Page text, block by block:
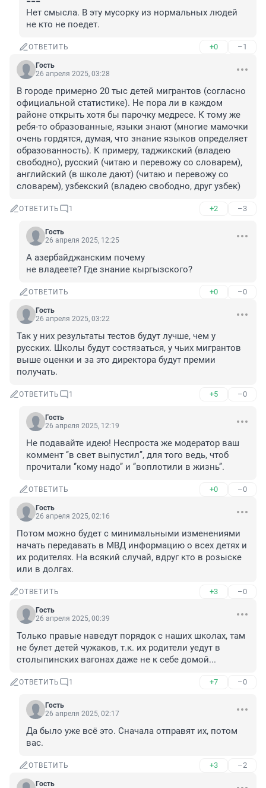
Нет смысла. В эту мусорку из нормальных людей
не кто не поедет.
ОТВЕТИТЬ +0 –1
Гость
26 апреля 2025, 03:28
В городе примерно 20 тыс детей мигрантов (согласно
официальной статистике). Не пора ли в каждом
районе открыть хотя бы парочку медресе. К тому же
ребя-то образованные, языки знают (многие мамочки
очень гордятся, думая, что знание языков определяет
образованность). К примеру, таджикский (владею
свободно), русский (читаю и перевожу со словарем),
английский (в школе дают) (читаю и перевожу со
словарем), узбекский (владею свободно, друг узбек)
ОТВЕТИТЬ 1 +2 –3
Гость
26 апреля 2025, 12:25
А азербайджанским почему
не владеете? Где знание кыргызского?
ОТВЕТИТЬ +0 –0
Гость
26 апреля 2025, 03:22
Так у них результаты тестов будут лучше, чем у
русских. Школы будут состязаться, у чьих мигрантов
выше оценки и за это директора будут премии
получать.
ОТВЕТИТЬ 1 +5 –0
Гость
26 апреля 2025, 12:19
Не подавайте идею! Неспроста же модератор ваш
коммент ‘’в свет выпустил’’, для того ведь, чтоб
прочитали ‘’кому надо’’ и ‘’воплотили в жизнь’’.
ОТВЕТИТЬ +0 –0
Гость
26 апреля 2025, 02:16
Потом можно будет с минимальными изменениями
начать передавать в МВД информацию о всех детях и
их родителях. На всякий случай, вдруг кто в розыске
или в долгах.
ОТВЕТИТЬ +3 –0
Гость
26 апреля 2025, 00:39
Только правые наведут порядок с наших школах, там
не булет детей чужаков, т.к. их родители уедут в
столыпинских вагонах даже не к себе домой...
ОТВЕТИТЬ 1 +7 –0
Гость
26 апреля 2025, 02:17
Да было уже всё это. Сначала отправят их, потом
вас.
ОТВЕТИТЬ +3 –2
Гость